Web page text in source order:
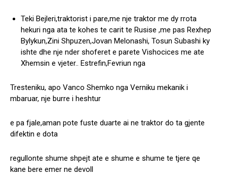
Teki Bejleri,traktorist i pare,me nje traktor me dy rrota
hekuri nga ata te kohes te carit te Rusise ,me pas Rexhep
Bylykun,Zini Shpuzen,Jovan Melonashi, Tosun Subashi ky
ishte dhe nje nder shoferet e parete Vishocices me ate
Xhemsin e vjeter.. Estrefin,Fevriun nga
Tresteniku, apo Vanco Shemko nga Verniku mekanik i
mbaruar, nje burre i heshtur
e pa fjale,aman pote fuste duarte ai ne traktor do ta gjente
difektin e dota
regullonte shume shpejt ate e shume e shume te tjere qe
kane bere emer ne devoll